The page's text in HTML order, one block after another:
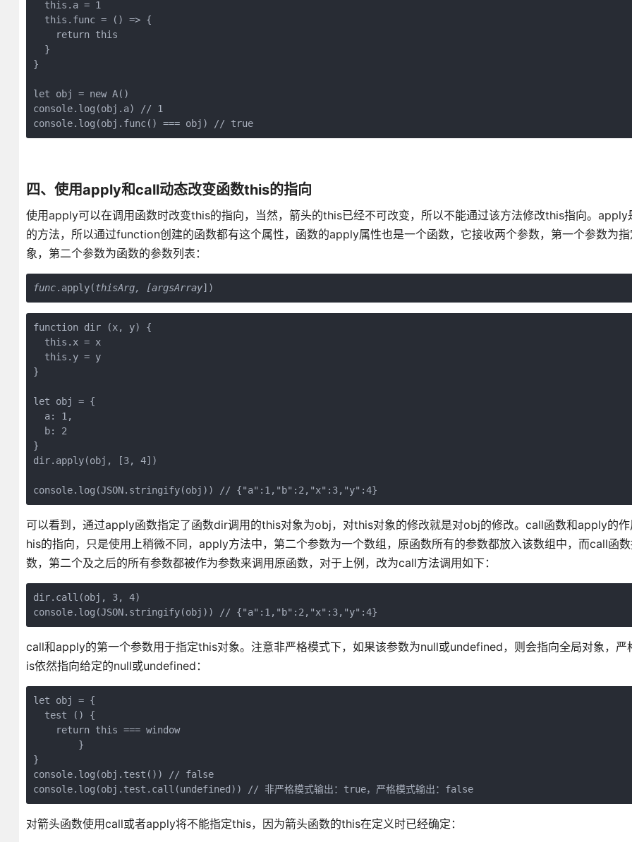
  this.a = 1
  this.func = () => {
    return this
  }
}
let obj = new A()
console.log(obj.a) // 1
console.log(obj.func() === obj) // true
四、使用apply和call动态改变函数this的指向
使用apply可以在调用函数时改变this的指向，当然，箭头的this已经不可改变，所以不能通过该方法修改this指向。apply
的方法，所以通过function创建的函数都有这个属性，函数的apply属性也是一个函数，它接收两个参数，第一个参数为
象，第二个参数为函数的参数列表：
func.apply(thisArg, [argsArray])
function dir (x, y) {
  this.x = x
  this.y = y
}
let obj = {
  a: 1,
  b: 2
}
dir.apply(obj, [3, 4])
console.log(JSON.stringify(obj)) // {"a":1,"b":2,"x":3,"y":4}
可以看到，通过apply函数指定了函数dir调用的this对象为obj，对this对象的修改就是对obj的修改。call函数和apply的
his的指向，只是使用上稍微不同，apply方法中，第二个参数为一个数组，原函数所有的参数都放入该数组中，而call函
数，第二个及之后的所有参数都被作为参数来调用原函数，对于上例，改为call方法调用如下：
dir.call(obj, 3, 4)
console.log(JSON.stringify(obj)) // {"a":1,"b":2,"x":3,"y":4}
call和apply的第一个参数用于指定this对象。注意非严格模式下，如果该参数为null或undefined，则会指向全局对象，严
is依然指向给定的null或undefined：
let obj = {
  test () {
    return this === window
}
console.log(obj.test()) // false
console.log(obj.test.call(undefined)) // 非严格模式输出：true，严格模式输出：false
对箭头函数使用call或者apply将不能指定this，因为箭头函数的this在定义时已经确定：